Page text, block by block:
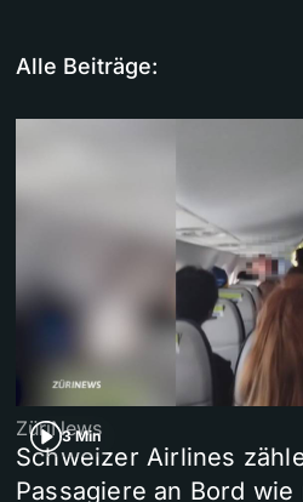
Alle Beiträge:
3 Min
ZüriNews
Schweizer Airlines
Passagiere an Bord wie